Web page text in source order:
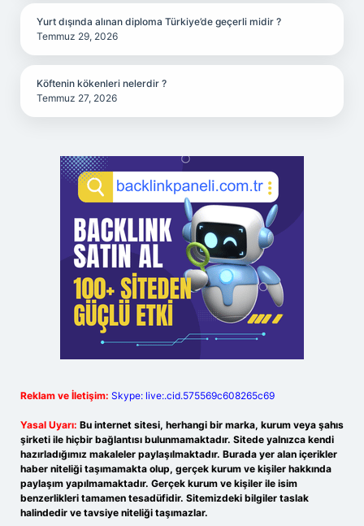
Yurt dışında alınan diploma Türkiye’de geçerli midir ?
Temmuz 29, 2026
Köftenin kökenleri nelerdir ?
Temmuz 27, 2026
Reklam ve İletişim: Skype: live:.cid.575569c608265c69
Yasal Uyarı: Bu internet sitesi, herhangi bir marka, kurum veya şahıs
şirketi ile hiçbir bağlantısı bulunmamaktadır. Sitede yalnızca kendi
hazırladığımız makaleler paylaşılmaktadır. Burada yer alan içerikler
haber niteliği taşımamakta olup, gerçek kurum ve kişiler hakkında
paylaşım yapılmamaktadır. Gerçek kurum ve kişiler ile isim
benzerlikleri tamamen tesadüfidir. Sitemizdeki bilgiler taslak
halindedir ve tavsiye niteliği taşımazlar.